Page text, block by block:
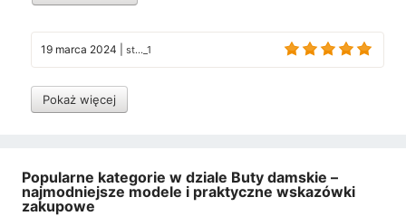
19 marca 2024 st..._1
Pokaż więcej
Popularne kategorie w dziale Buty damskie –
najmodniejsze modele i praktyczne wskazówki
zakupowe